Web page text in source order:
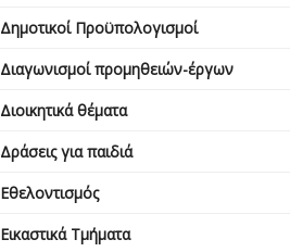
Δημοτικοί Προϋπολογισμοί
Διαγωνισμοί προμηθειών-έργων
Διοικητικά θέματα
Δράσεις για παιδιά
Εθελοντισμός
Εικαστικά Τμήματα